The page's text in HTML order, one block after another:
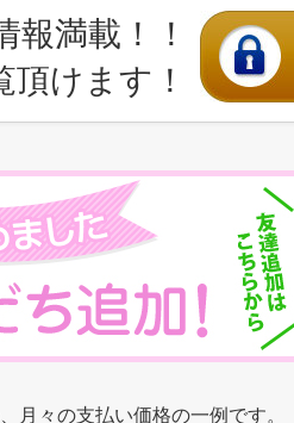
満載！！
けます！
月々の支払い価格の一例です。